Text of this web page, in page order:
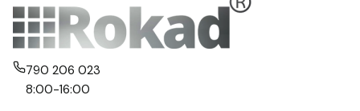
790 206 023
8:00-16:00